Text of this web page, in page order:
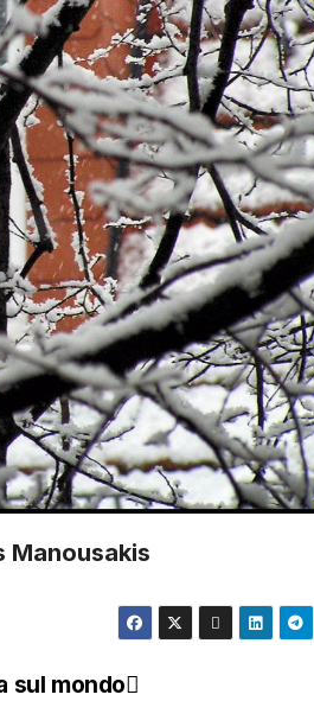
Manousakis
sul mondo